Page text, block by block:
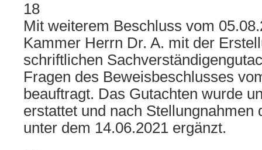
18
Mit weiterem Beschluss vom
Kammer Herrn Dr. A. mit der
schriftlichen
Fragen des Beweisbeschlusses
beauftragt. Das Gutachten wurde
erstattet und nach Stellungnahmen
unter dem 14.06.2021 ergänzt.